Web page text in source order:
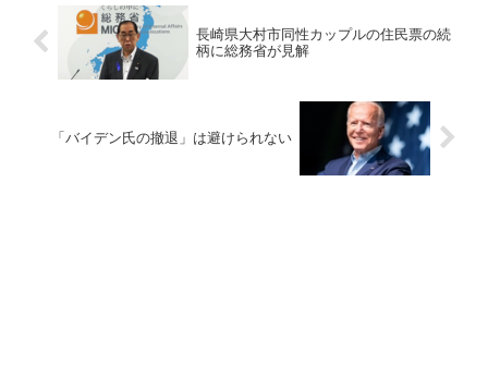
長崎県大村市同性カップルの住民票の続
柄に総務省が見解
「バイデン氏の撤退」は避けられない